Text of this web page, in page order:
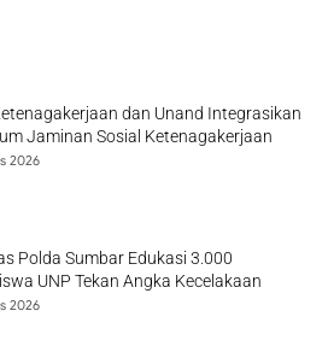
dan Unand Integrasikan
Jaminan Sosial Ketenagakerjaan
2026
Polda Sumbar Edukasi 3.000
UNP Tekan Angka Kecelakaan
2026